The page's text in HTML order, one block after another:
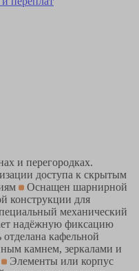
и перегородках.
доступа к скрытым
Оснащен шарнирной
конструкции для
механический
надёжную фиксацию
кафельной
камнем, зеркалами и
Элементы или корпус